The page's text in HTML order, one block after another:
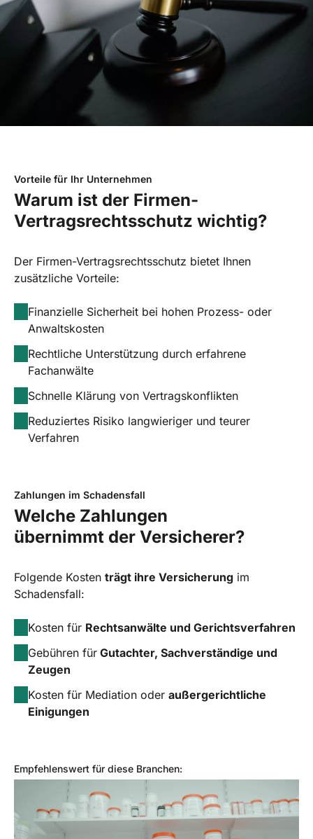
Vorteile für Ihr Unternehmen
Warum ist der Firmen-
Vertragsrechtsschutz wichtig?
Der Firmen-Vertragsrechtsschutz bietet Ihnen
zusätzliche Vorteile:
Finanzielle Sicherheit bei hohen Prozess- oder
Anwaltskosten
Rechtliche Unterstützung durch erfahrene
Fachanwälte
Schnelle Klärung von Vertragskonflikten
Reduziertes Risiko langwieriger und teurer
Verfahren
Zahlungen im Schadensfall
Welche Zahlungen
übernimmt der Versicherer?
Folgende Kosten trägt ihre Versicherung im
Schadensfall:
Kosten für Rechtsanwälte und Gerichtsverfahren
Gebühren für Gutachter, Sachverständige und
Zeugen
Kosten für Mediation oder außergerichtliche
Einigungen
Empfehlenswert für diese Branchen: